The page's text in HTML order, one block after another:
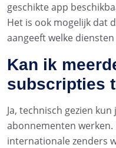
geschikte app
Het is ook mogelijk dat
aangeeft welke
Kan ik
subscripties
Ja, technisch gezien
abonnementen werken.
internationale zenders